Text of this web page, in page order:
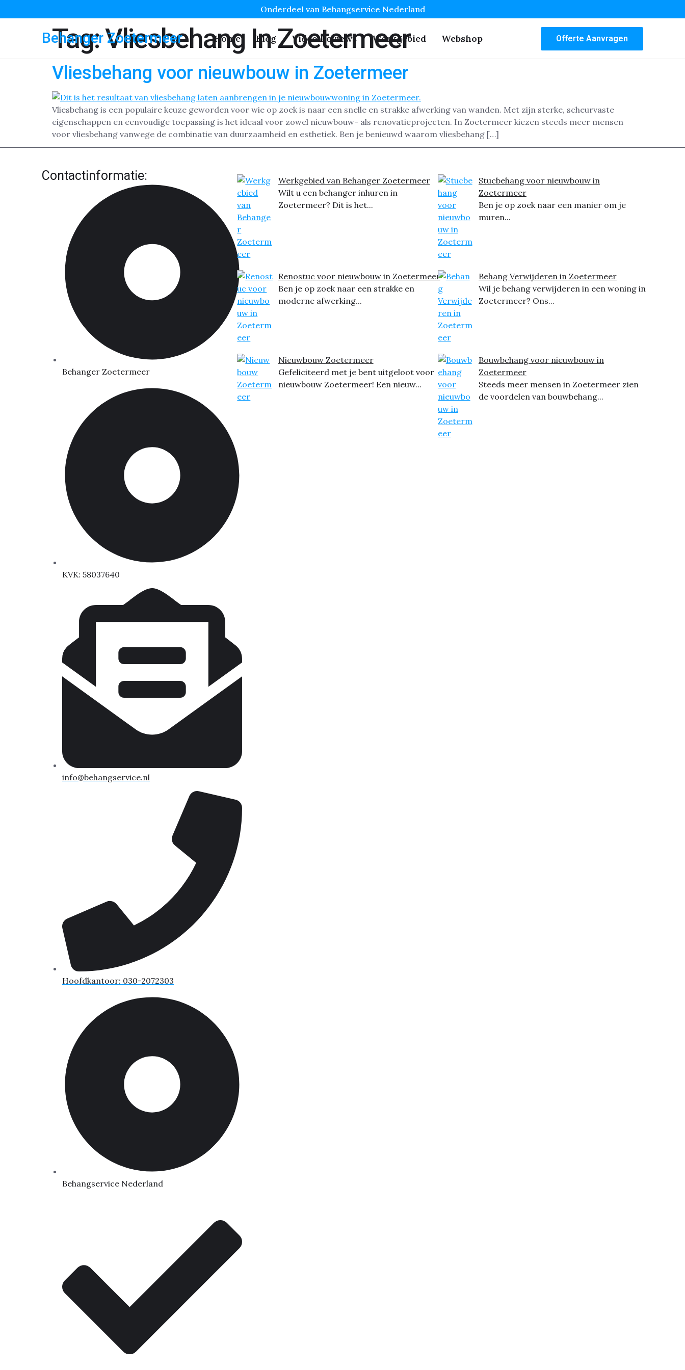
Onderdeel van Behangservice Nederland
Behanger Zoetermeer Home Blog Video Reviews Werkgebied Webshop Offerte Aanvragen
Tag:Vliesbehang In Zoetermeer
Vliesbehang voor nieuwbouw in Zoetermeer
Vliesbehang is een populaire keuze geworden voor wie op zoek is naar een snelle en strakke afwerking van wanden. Met zijn sterke, scheurvaste
eigenschappen en eenvoudige toepassing is het ideaal voor zowel nieuwbouw- als renovatieprojecten. In Zoetermeer kiezen steeds meer mensen
voor vliesbehang vanwege de combinatie van duurzaamheid en esthetiek. Ben je benieuwd waarom vliesbehang […]
Contactinformatie:
Behanger Zoetermeer
KVK: 58037640
info@behangservice.nl
Hoofdkantoor: 030-2072303
Behangservice Nederland
Werkgebied van Behanger Zoetermeer
Wilt u een behanger inhuren in
Zoetermeer? Dit is het...
Renostuc voor nieuwbouw in Zoetermeer
Ben je op zoek naar een strakke en
moderne afwerking...
Nieuwbouw Zoetermeer
Gefeliciteerd met je bent uitgeloot voor
nieuwbouw Zoetermeer! Een nieuw...
Stucbehang voor nieuwbouw in
Zoetermeer
Ben je op zoek naar een manier om je
muren...
Behang Verwijderen in Zoetermeer
Wil je behang verwijderen in een woning in
Zoetermeer? Ons...
Bouwbehang voor nieuwbouw in
Zoetermeer
Steeds meer mensen in Zoetermeer zien
de voordelen van bouwbehang...